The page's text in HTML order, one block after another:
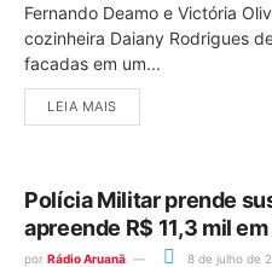
Fernando Deamo e Victória
cozinheira Daiany Rodrigues
facadas em um...
LEIA MAIS
Polícia Militar prende
apreende R$ 11,3 mil
por Rádio Aruanã 8 de julho de